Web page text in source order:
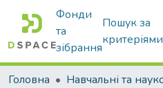
Фонди
та
зібрання
Пошук за
критеріями
Головна